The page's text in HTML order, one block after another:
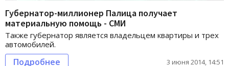
Губернатор-миллионер Палица получает
материальную помощь - СМИ
Также губернатор является владельцем квартиры и трех
автомобилей.
Подробнее 3 июня 2014, 14:51